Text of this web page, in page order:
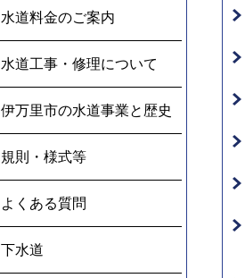
水道料金のご案内
水道工事・修理について
伊万里市の水道事業と歴史
規則・様式等
よくある質問
下水道